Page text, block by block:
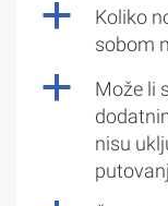
a
Koliko
sobom
a
Može li
nisu